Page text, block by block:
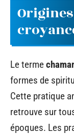
Le terme
formes de
Cette pratique
retrouve sur
époques. Les